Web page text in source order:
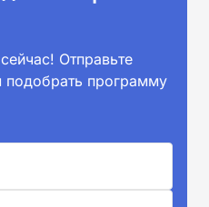
Отправьте
программу